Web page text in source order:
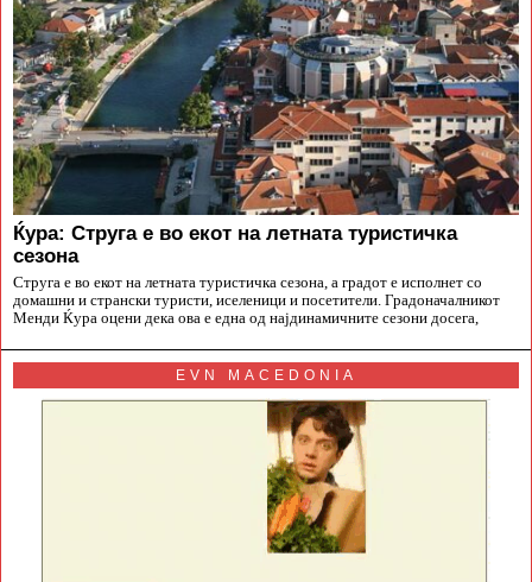
Ќура: Струга е во екот на летната туристичка
сезона
Струга е во екот на летната туристичка сезона, а градот е исполнет со
домашни и странски туристи, иселеници и посетители. Градоначалникот
Менди Ќура оцени дека ова е една од најдинамичните сезони досега,
EVN MACEDONIA